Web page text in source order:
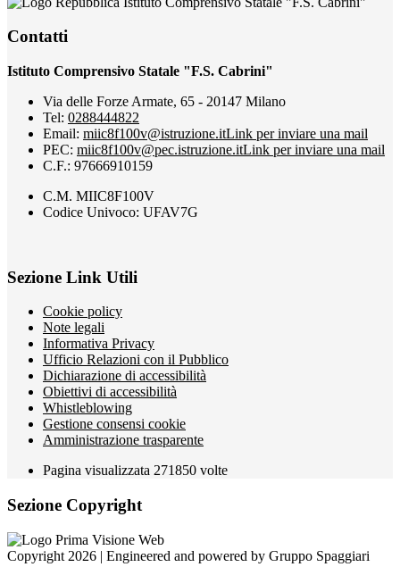
Contatti
Istituto Comprensivo Statale "F.S. Cabrini"
Via delle Forze Armate, 65 - 20147 Milano
Tel: 0288444822
Email: miic8f100v@istruzione.itLink per inviare una mail
PEC: miic8f100v@pec.istruzione.itLink per inviare una mail
C.F.: 97666910159
C.M. MIIC8F100V
Codice Univoco: UFAV7G
Sezione Link Utili
Cookie policy
Note legali
Informativa Privacy
Ufficio Relazioni con il Pubblico
Dichiarazione di accessibilità
Obiettivi di accessibilità
Whistleblowing
Gestione consensi cookie
Amministrazione trasparente
Pagina visualizzata 271850 volte
Sezione Copyright
Copyright 2026 | Engineered and powered by Gruppo Spaggiari